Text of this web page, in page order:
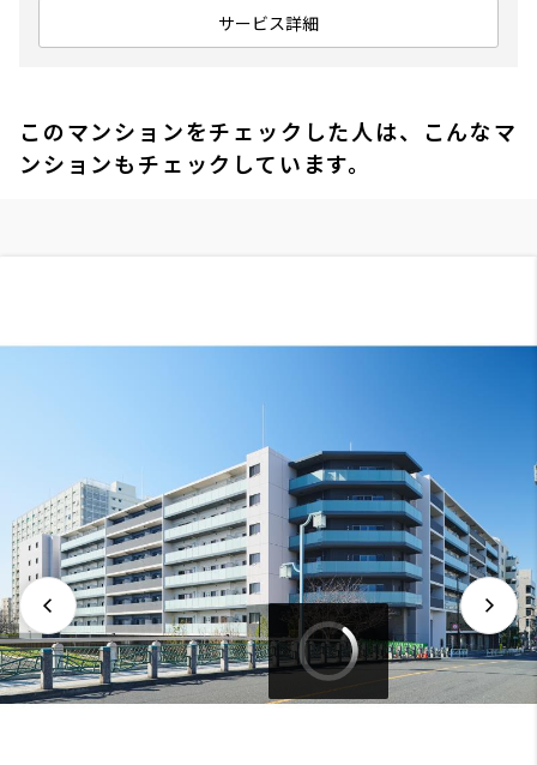
サービス詳細
このマンションをチェックした人は、こんなマ
ンションもチェックしています。